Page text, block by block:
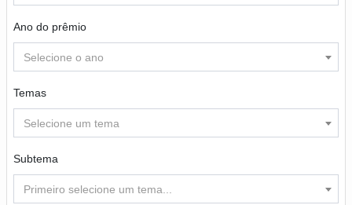
Ano do prêmio
Selecione o ano
Temas
Selecione um tema
Subtema
Primeiro selecione um tema...